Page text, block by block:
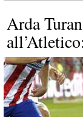
Arda